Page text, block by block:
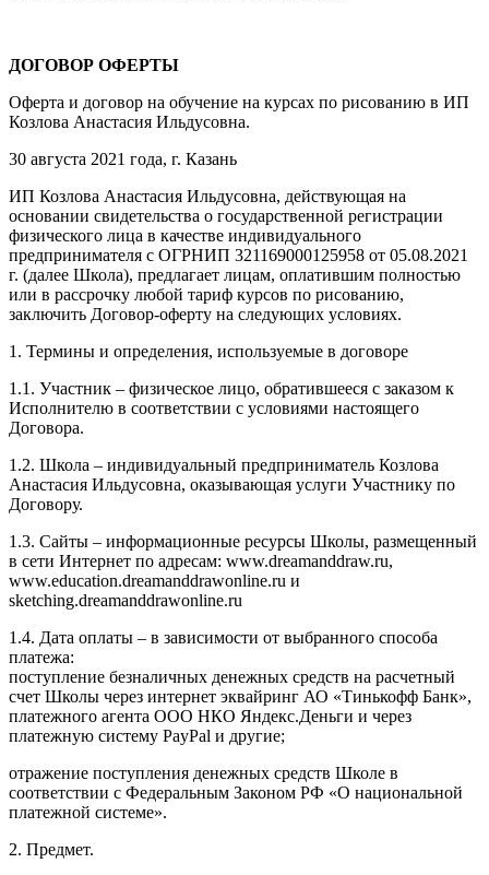
ДОГОВОР ОФЕРТЫ
Оферта и договор на обучение на курсах по рисованию в ИП
Козлова Анастасия Ильдусовна.
30 августа 2021 года, г. Казань
ИП Козлова Анастасия Ильдусовна, действующая на
основании свидетельства о государственной регистрации
физического лица в качестве индивидуального
предпринимателя с ОГРНИП 321169000125958 от 05.08.2021
г. (далее Школа), предлагает лицам, оплатившим полностью
или в рассрочку любой тариф курсов по рисованию,
заключить Договор-оферту на следующих условиях.
1. Термины и определения, используемые в договоре
1.1. Участник – физическое лицо, обратившееся с заказом к
Исполнителю в соответствии с условиями настоящего
Договора.
1.2. Школа – индивидуальный предприниматель Козлова
Анастасия Ильдусовна, оказывающая услуги Участнику по
Договору.
1.3. Сайты – информационные ресурсы Школы, размещенный
в сети Интернет по адресам: www.dreamanddraw.ru,
www.education.dreamanddrawonline.ru и
sketching.dreamanddrawonline.ru
1.4. Дата оплаты – в зависимости от выбранного способа
платежа:
поступление безналичных денежных средств на расчетный
счет Школы через интернет эквайринг АО «Тинькофф Банк»,
платежного агента ООО НКО Яндекс.Деньги и через
платежную систему PayPal и другие;
отражение поступления денежных средств Школе в
соответствии с Федеральным Законом РФ «О национальной
платежной системе».
2. Предмет.